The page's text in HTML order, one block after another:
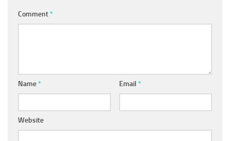
Comment*
Name* Email *
Website